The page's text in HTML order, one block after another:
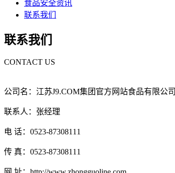
食品安全资讯
联系我们
联系我们
CONTACT US
公司名：江苏J9.COM集团官方网站食品有限公司
联系人：张经理
电 话：0523-87308111
传 真：0523-87308111